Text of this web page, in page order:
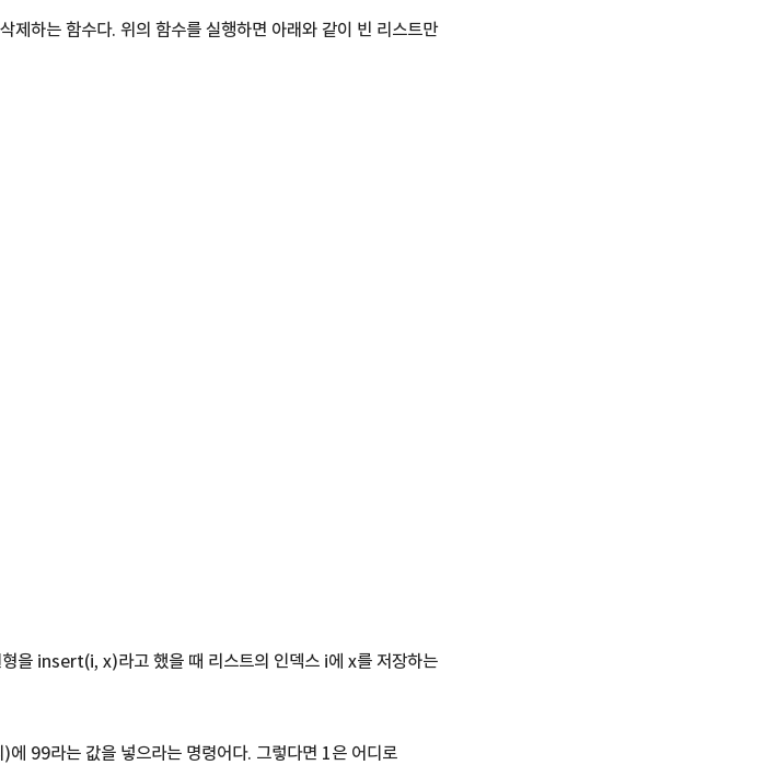
하는 함수다. 위의 함수를 실행하면 아래와 같이 빈 리스트만
을 insert(i, x)라고 했을 때 리스트의 인덱스 i에 x를 저장하는
99라는 값을 넣으라는 명령어다. 그렇다면 1은 어디로